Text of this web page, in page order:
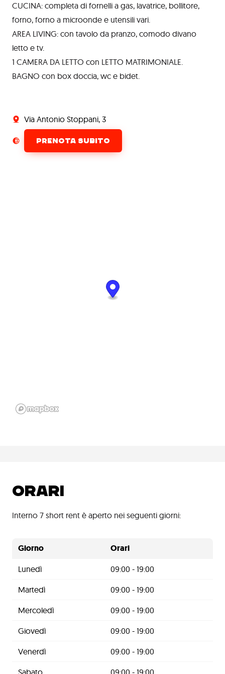
CUCINA: completa di fornelli a gas, lavatrice, bollitore,
forno, forno a microonde e utensili vari.
AREA LIVING: con tavolo da pranzo, comodo divano
letto e tv.
1 CAMERA DA LETTO con LETTO MATRIMONIALE.
BAGNO con box doccia, wc e bidet.
Via Antonio Stoppani, 3
PRENOTA SUBITO
ORARI
Interno 7 short rent è aperto nei seguenti giorni:
Giorno Orari
Lunedì 09:00 - 19:00
Martedì 09:00 - 19:00
Mercoledì 09:00 - 19:00
Giovedì 09:00 - 19:00
Venerdì 09:00 - 19:00
Sabato 09:00 - 19:00